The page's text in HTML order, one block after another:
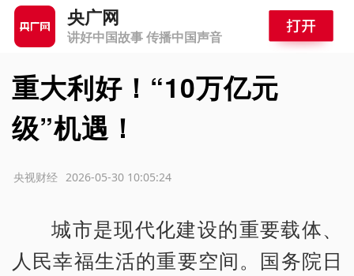
央广网
讲好中国故事 传播中国声音
重大利好！“10万亿元
级”机遇！
2026-05-30 10:05:24
央视财经
城市是现代化建设的重要载体、
人民幸福生活的重要空间。国务院日